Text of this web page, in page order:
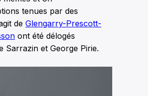
tenues par des
de Glengarry-Prescott-
ont été délogés
Sarrazin et George Pirie.